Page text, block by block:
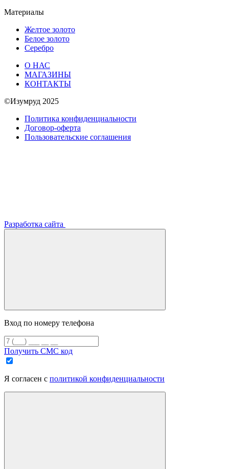
Материалы
Желтое золото
Белое золото
Серебро
О НАС
МАГАЗИНЫ
КОНТАКТЫ
©Изумруд 2025
Политика конфиденциальности
Договор-оферта
Пользовательские соглашения
Разработка сайта
Вход по номеру телефона
Получить СМС код
Я согласен с политикой конфиденциальности